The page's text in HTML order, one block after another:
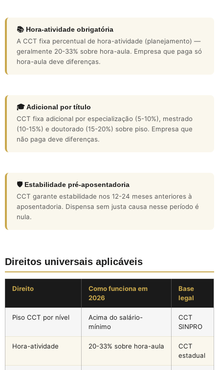
📚 Hora-atividade obrigatória
A CCT fixa percentual de hora-atividade (planejamento) —
geralmente 20-33% sobre hora-aula. Empresa que paga só
hora-aula deve diferenças.
🎓 Adicional por título
CCT fixa adicional por especialização (5-10%), mestrado
(10-15%) e doutorado (15-20%) sobre piso. Empresa que
não paga deve diferenças.
🛡️ Estabilidade pré-aposentadoria
CCT garante estabilidade nos 12-24 meses anteriores à
aposentadoria. Dispensa sem justa causa nesse período é
nula.
Direitos universais aplicáveis
Direito
Como funciona em
2026
Base
legal
Piso CCT por nível
Acima do salário-
mínimo
CCT
SINPRO
Hora-atividade 20-33% sobre hora-aula
CCT
estadual